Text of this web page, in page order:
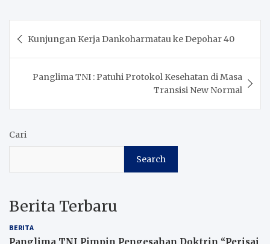
navigation
Kunjungan Kerja Dankoharmatau ke Depohar 40
Panglima TNI : Patuhi Protokol Kesehatan di Masa
Transisi New Normal
Cari
Search
Berita Terbaru
BERITA